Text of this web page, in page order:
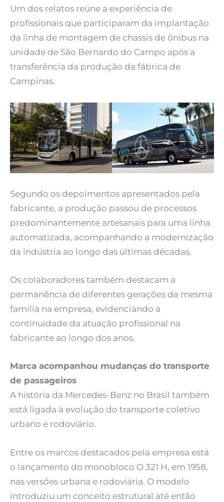
Um dos relatos reúne a experiência de
profissionais que participaram da implantação
da linha de montagem de chassis de ônibus na
unidade de São Bernardo do Campo após a
transferência da produção da fábrica de
Campinas.
Segundo os depoimentos apresentados pela
fabricante, a produção passou de processos
predominantemente artesanais para uma linha
automatizada, acompanhando a modernização
da indústria ao longo das últimas décadas.
Os colaboradores também destacam a
permanência de diferentes gerações da mesma
família na empresa, evidenciando a
continuidade da atuação profissional na
fabricante ao longo dos anos.
Marca acompanhou mudanças do transporte
de passageiros
A história da Mercedes-Benz no Brasil também
está ligada à evolução do transporte coletivo
urbano e rodoviário.
Entre os marcos destacados pela empresa está
o lançamento do monobloco O 321 H, em 1958,
nas versões urbana e rodoviária. O modelo
introduziu um conceito estrutural até então